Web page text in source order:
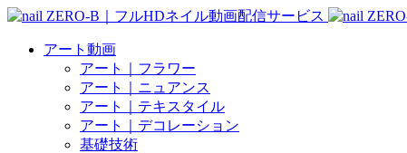
アート動画
アート｜フラワー
アート｜ニュアンス
アート｜テキスタイル
アート｜デコレーション
基礎技術